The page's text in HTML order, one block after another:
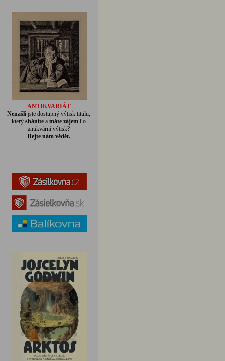
ANTIKVARIÁT
Nenašli jste dostupný výtisk titulu,
kterýsháníte amáte zájem i o
antikvární výtisk?
Dejte nám vědět.